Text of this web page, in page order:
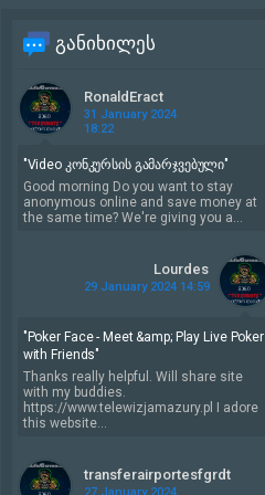
თრეილერი იხილეთ სრულად
სიახლეში...
2-06-2021, 22:05
განიხილეს
"Video კონკურსის გამარჯვებული"
Good morning Do you want to stay
anonymous online and save money at
the same time? We're giving you a...
RonaldEract
31 January 2024
18:22
"Poker Face - Meet &amp; Play Live Poker
with Friends"
Thanks really helpful. Will share site
with my buddies.
https://www.telewizjamazury.pl I adore
this website...
Lourdes
29 January 2024 14:59
transferairportesfgrdt